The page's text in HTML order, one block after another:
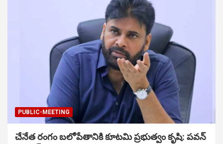
PUBLIC-MEETING
చేనేత రంగం బలోపేతానికి కూటమి ప్రభుత్వం కృషి: పవన్